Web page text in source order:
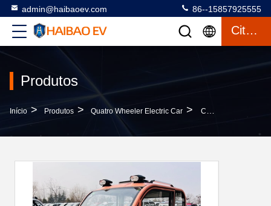
admin@haibaoev.com 86--15857925555
Citações
Produtos
Início > Produtos > Quatro Wheeler Electric Car > CAO MEI Passageiro Automóvel Elétrico De Quatro Rodas 2 Portas Automóvel Elétrico De Quatro Rodas